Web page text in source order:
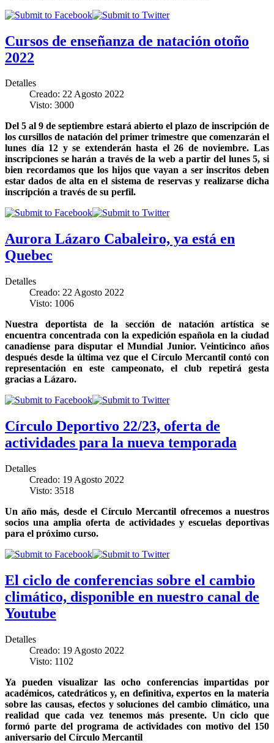
Cursos de enseñanza de natación otoño
2022
Detalles
Creado: 22 Agosto 2022
Visto: 3000
Del 5 al 9 de septiembre estará abierto el plazo de inscripción de
los cursillos de natación del primer trimestre que comenzarán el
lunes día 12 y se extenderán hasta el 26 de noviembre. Las
inscripciones se harán a través de la web a partir del lunes 5, si
bien recordamos que los hijos que vayan a ser inscritos deben
estar dados de alta en el sistema de reservas y realizarse dicha
inscripción a través de su perfil.
Aurora Lázaro Cabaleiro, ya está en
Quebec
Detalles
Creado: 22 Agosto 2022
Visto: 1006
Nuestra deportista de la sección de natación artística se
encuentra concentrada con la expedición española en la ciudad
canadiense para disputar el Mundial Junior. Veinticinco años
después desde la última vez que el Círculo Mercantil contó con
representación en este campeonato, el club repetirá gesta
gracias a Lázaro.
Círculo Deportivo 22/23, oferta de
actividades para la nueva temporada
Detalles
Creado: 19 Agosto 2022
Visto: 3518
Un año más, desde el Círculo Mercantil ofrecemos a nuestros
socios una amplia oferta de actividades y escuelas deportivas
para el próximo curso.
El ciclo de conferencias sobre el cambio
climático, disponible en nuestro canal de
Youtube
Detalles
Creado: 19 Agosto 2022
Visto: 1102
Ya pueden visualizar las ocho conferencias impartidas por
académicos, catedráticos y, en definitiva, expertos en la materia
sobre las causas, efectos y soluciones del cambio climático, una
realidad que cada vez tenemos más presente. Un ciclo que
formó parte del programa de actividades con motivo del 150
aniversario del Círculo Mercantil